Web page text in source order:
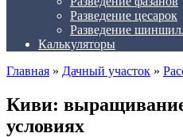
Разведение цесарок
Разведение
Калькуляторы
Главная » Дачный участок »
Киви:
условиях